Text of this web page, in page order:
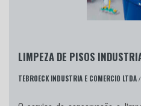
LIMPEZA DE PISOS
TEBROECK INDUSTRIA E COMERCIO LTDA